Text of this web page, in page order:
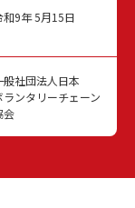
和9年 5月15日
般社団法人日本
ランタリーチェーン
会